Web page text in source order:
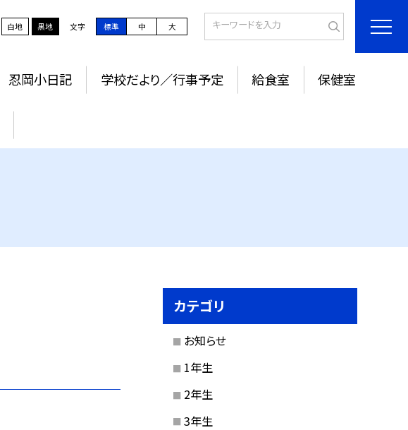
白地 黒地 文字 標準 中 大
忍岡小日記 学校だより／行事予定 給食室 保健室
カテゴリ
お知らせ
1年生
2年生
3年生